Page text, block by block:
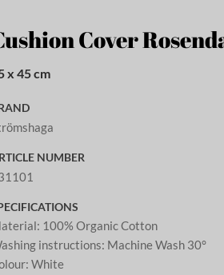
Cover
x 45 cm
NUMBER
: 100% Organic Cotton
instructions: Machine Wash 30°
:White